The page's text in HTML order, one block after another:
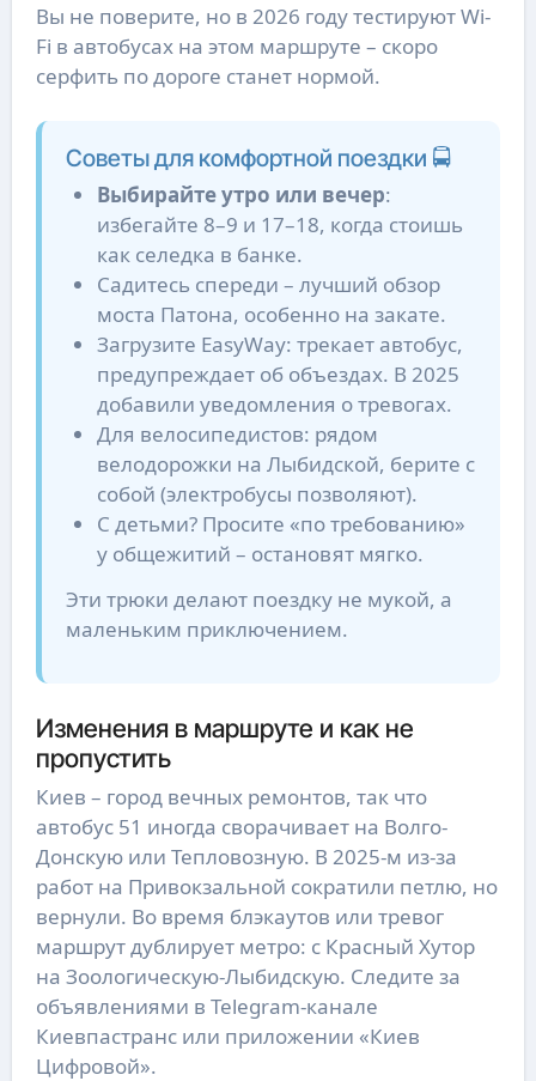
Вы не поверите, но в 2026 году тестируют Wi-
Fi в автобусах на этом маршруте – скоро
серфить по дороге станет нормой.
Советы для комфортной поездки 🚍
Выбирайте утро или вечер:
избегайте 8–9 и 17–18, когда стоишь
как селедка в банке.
Садитесь спереди – лучший обзор
моста Патона, особенно на закате.
Загрузите EasyWay: трекает автобус,
предупреждает об объездах. В 2025
добавили уведомления о тревогах.
Для велосипедистов: рядом
велодорожки на Лыбидской, берите с
собой (электробусы позволяют).
С детьми? Просите «по требованию»
у общежитий – остановят мягко.
Эти трюки делают поездку не мукой, а
маленьким приключением.
Изменения в маршруте и как не
пропустить
Киев – город вечных ремонтов, так что
автобус 51 иногда сворачивает на Волго-
Донскую или Тепловозную. В 2025-м из-за
работ на Привокзальной сократили петлю, но
вернули. Во время блэкаутов или тревог
маршрут дублирует метро: с Красный Хутор
на Зоологическую-Лыбидскую. Следите за
объявлениями в Telegram-канале
Киевпастранс или приложении «Киев
Цифровой».